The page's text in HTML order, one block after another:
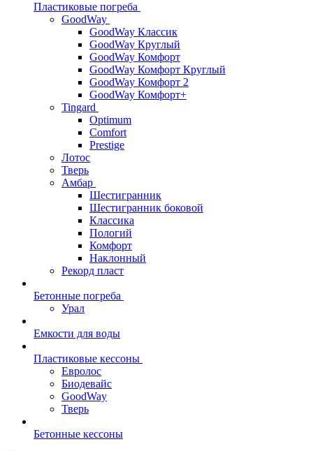
Пластиковые погреба
GoodWay
GoodWay Классик
GoodWay Круглый
GoodWay Комфорт
GoodWay Комфорт Круглый
GoodWay Комфорт 2
GoodWay Комфорт+
Tingard
Optimum
Comfort
Prestige
Лотос
Тверь
Амбар
Шестигранник
Шестигранник боковой
Классика
Пологий
Комфорт
Наклонный
Рекорд пласт
Бетонные погреба
Урал
Емкости для воды
Пластиковые кессоны
Евролос
Биодевайс
GoodWay
Тверь
Бетонные кессоны